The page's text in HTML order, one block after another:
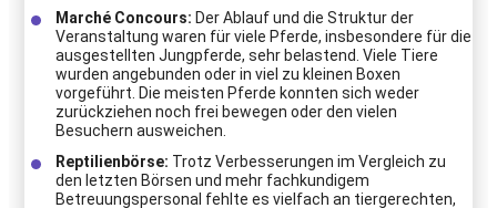
Marché Concours: Der Ablauf und die Struktur der
Veranstaltung waren für viele Pferde, insbesondere für die
ausgestellten Jungpferde, sehr belastend. Viele Tiere
wurden angebunden oder in viel zu kleinen Boxen
vorgeführt. Die meisten Pferde konnten sich weder
zurückziehen noch frei bewegen oder den vielen
Besuchern ausweichen.
Reptilienbörse: Trotz Verbesserungen im Vergleich zu
den letzten Börsen und mehr fachkundigem
Betreuungspersonal fehlte es vielfach an tiergerechten,